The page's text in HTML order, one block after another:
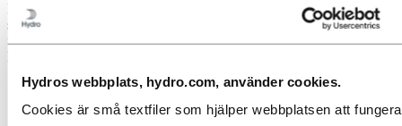
Hydros webbplats, hydro.com, använder cookies.
Cookies är små textfiler som hjälper webbplatsen att fungera
Hydro är ett ledande företag inom aluminium och förnybar energi
som bygger verksamheter och partnerskap för en mer hållbar
framtid. Vi har 32 000 anställda på mer än 140 platser och i 40
länder.
Gå till:Aluminium
Produkter
Industrier vi levererar till